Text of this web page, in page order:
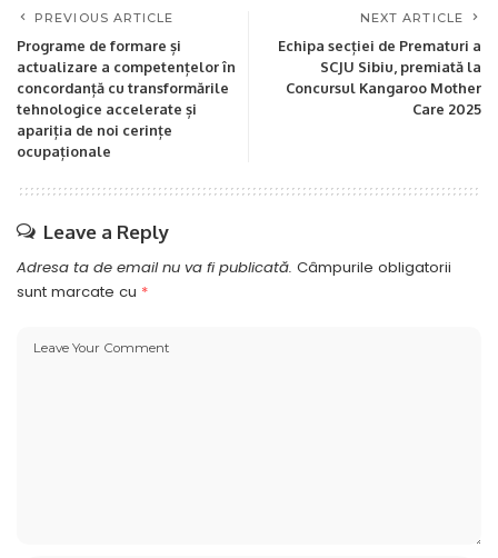
PREVIOUS ARTICLE
Programe de formare și
actualizare a competențelor în
concordanță cu transformările
tehnologice accelerate și
apariția de noi cerințe
ocupaționale
NEXT ARTICLE
Echipa secției de Prematuri a
SCJU Sibiu, premiată la
Concursul Kangaroo Mother
Care 2025
Leave a Reply
Adresa ta de email nu va fi publicată. Câmpurile obligatorii
sunt marcate cu *